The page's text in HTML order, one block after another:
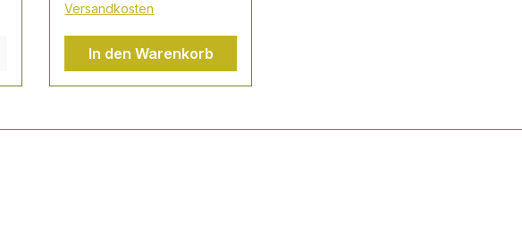
Versandkosten
In den Warenkorb